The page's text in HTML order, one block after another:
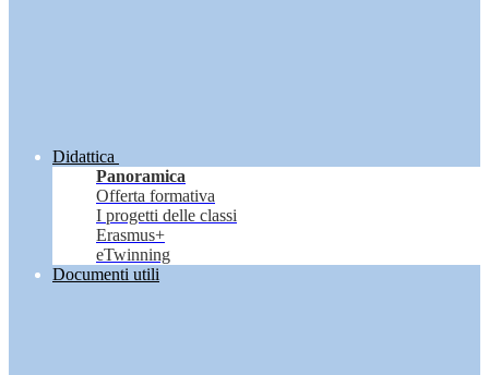
Didattica
Panoramica
Offerta formativa
I progetti delle classi
Erasmus+
eTwinning
Documenti utili